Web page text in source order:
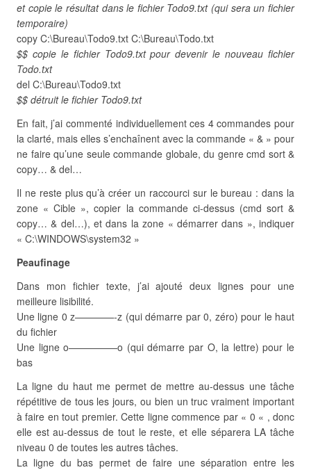
et copie le résultat dans le fichier Todo9.txt (qui sera un fichier
temporaire)
copy C:\Bureau\Todo9.txt C:\Bureau\Todo.txt
$$ copie le fichier Todo9.txt pour devenir le nouveau fichier
Todo.txt
del C:\Bureau\Todo9.txt
$$ détruit le fichier Todo9.txt
En fait, j’ai commenté individuellement ces 4 commandes pour
la clarté, mais elles s’enchaînent avec la commande « & » pour
ne faire qu’une seule commande globale, du genre cmd sort &
copy… & del…
Il ne reste plus qu’à créer un raccourci sur le bureau : dans la
zone « Cible », copier la commande ci-dessus (cmd sort &
copy… & del…), et dans la zone « démarrer dans », indiquer
« C:\WINDOWS\system32 »
Peaufinage
Dans mon fichier texte, j’ai ajouté deux lignes pour une
meilleure lisibilité.
Une ligne 0 z————-z (qui démarre par 0, zéro) pour le haut
du fichier
Une ligne o—————o (qui démarre par O, la lettre) pour le
bas
La ligne du haut me permet de mettre au-dessus une tâche
répétitive de tous les jours, ou bien un truc vraiment important
à faire en tout premier. Cette ligne commence par « 0 « , donc
elle est au-dessus de tout le reste, et elle séparera LA tâche
niveau 0 de toutes les autres tâches.
La ligne du bas permet de faire une séparation entre les